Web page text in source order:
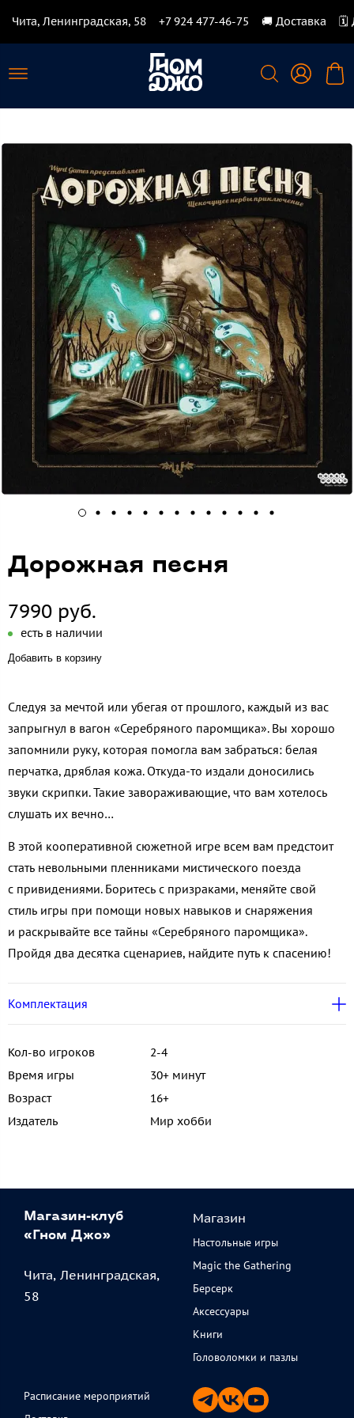
Чита, Ленинградская, 58 +7 924 477-46-75 🚚 Доставка 🗓️
Дорожная песня
7990 руб.
есть в наличии
Добавить в корзину
Следуя за мечтой или убегая от прошлого, каждый из вас
запрыгнул в вагон «Серебряного паромщика». Вы хорошо
запомнили руку, которая помогла вам забраться: белая
перчатка, дряблая кожа. Откуда-то издали доносились
звуки скрипки. Такие завораживающие, что вам хотелось
слушать их вечно…
В этой кооперативной сюжетной игре всем вам предстоит
стать невольными пленниками мистического поезда
с привидениями. Боритесь с призраками, меняйте свой
стиль игры при помощи новых навыков и снаряжения
и раскрывайте все тайны «Серебряного паромщика».
Пройдя два десятка сценариев, найдите путь к спасению!
Комплектация
Кол-во игроков
2-4
Время игры
30+ минут
Возраст
16+
Издатель
Мир хобби
Магазин-клуб
«Гном Джо»
Чита, Ленинградская,
58
Магазин
Настольные игры
Magic the Gathering
Берсерк
Аксессуары
Книги
Головоломки и пазлы
Расписание мероприятий